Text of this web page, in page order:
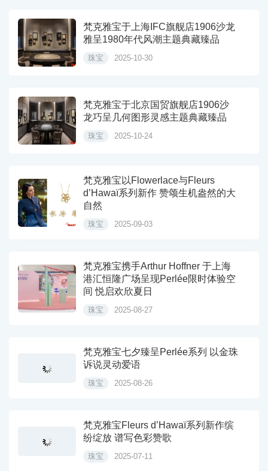
梵克雅宝于上海IFC旗舰店1906沙龙
雅呈1980年代风潮主题典藏臻品
珠宝 2025-10-30
梵克雅宝于北京国贸旗舰店1906沙
龙巧呈几何图形灵感主题典藏臻品
珠宝 2025-10-24
梵克雅宝以Flowerlace与Fleurs
d’Hawaï系列新作 赞颂生机盎然的大
自然
珠宝 2025-09-03
梵克雅宝携手Arthur Hoffner 于上海
港汇恒隆广场呈现Perlée限时体验空
间 悦启欢欣夏日
珠宝 2025-08-27
梵克雅宝七夕臻呈Perlée系列 以金珠
诉说灵动爱语
珠宝 2025-08-26
梵克雅宝Fleurs d’Hawaï系列新作缤
纷绽放 谱写色彩赞歌
珠宝 2025-07-11